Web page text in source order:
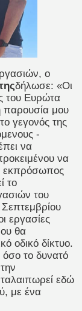
ο
δήλωσε: «Οι
του Ευρώτα
παρουσία μου
γεγονός της
-
να
να
το
του
εργασίες
θα
οδικό δίκτυο.
όσο το δυνατό
εδώ
με ένα